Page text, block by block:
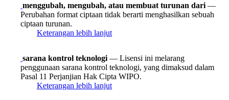
menggubah, mengubah, atau membuat turunan dari —
Perubahan format ciptaan tidak berarti menghasilkan sebuah
ciptaan turunan.
Keterangan lebih lanjut
sarana kontrol teknologi — Lisensi ini melarang
penggunaan sarana kontrol teknologi, yang dimaksud dalam
Pasal 11 Perjanjian Hak Cipta WIPO.
Keterangan lebih lanjut